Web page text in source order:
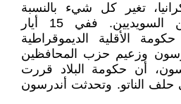
تغير كل شيء بالنسبة
للديمقراطيين الاجماعيين السويديين. ففي 15 أيار
الأقلية الديموقراطية
وزعيم حزب المحافظين
أن حكومة البلاد قررت
حلف الناتو. وتحدثت أندرسون